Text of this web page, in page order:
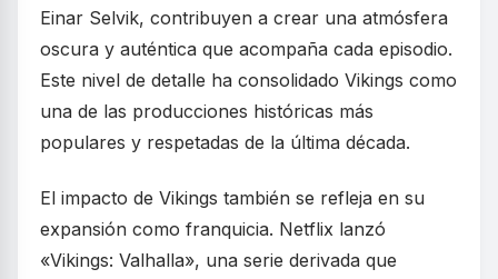
Einar Selvik, contribuyen a crear una atmósfera
oscura y auténtica que acompaña cada episodio.
Este nivel de detalle ha consolidado Vikings como
una de las producciones históricas más
populares y respetadas de la última década.
El impacto de Vikings también se refleja en su
expansión como franquicia. Netflix lanzó
«Vikings: Valhalla», una serie derivada que